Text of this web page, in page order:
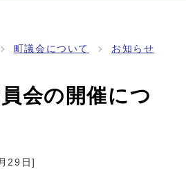
町議会について お知らせ
会の開催につ
29日]